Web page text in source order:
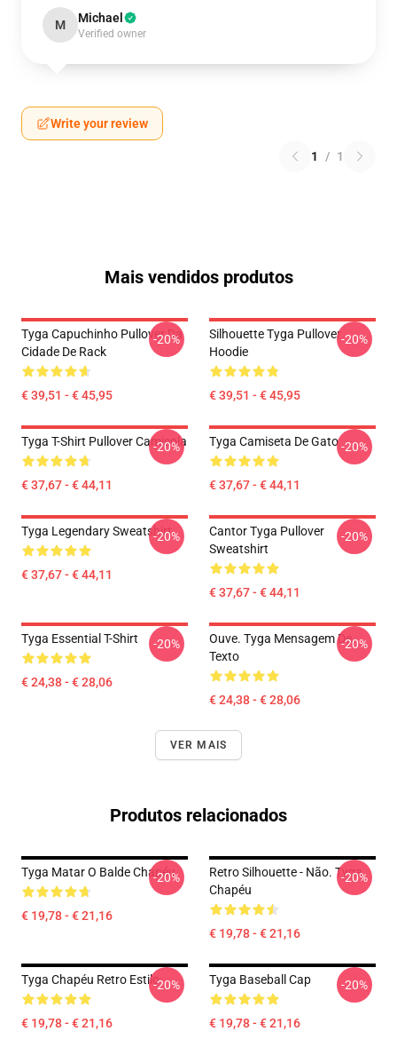
M Michael
Verified owner
Write your review
1 / 1
Mais vendidos produtos
Tyga Capuchinho Pullover Da
Cidade De Rack
€ 39,51 - € 45,95
-20%
Silhouette Tyga Pullover
Hoodie
€ 39,51 - € 45,95
-20%
Tyga T-Shirt Pullover Camisola
€ 37,67 - € 44,11
-20% Tyga Camiseta De Gato
€ 37,67 - € 44,11
-20%
Tyga Legendary Sweatshirt
€ 37,67 - € 44,11
-20%
Cantor Tyga Pullover
Sweatshirt
€ 37,67 - € 44,11
-20%
Tyga Essential T-Shirt
€ 24,38 - € 28,06
-20%
Ouve. Tyga Mensagem De
Texto
€ 24,38 - € 28,06
-20%
VER MAIS
Produtos relacionados
Tyga Matar O Balde Chapéu
€ 19,78 - € 21,16
-20%
Retro Silhouette - Não. Tyga
Chapéu
€ 19,78 - € 21,16
-20%
Tyga Chapéu Retro Estilo
€ 19,78 - € 21,16
-20% Tyga Baseball Cap
€ 19,78 - € 21,16
-20%